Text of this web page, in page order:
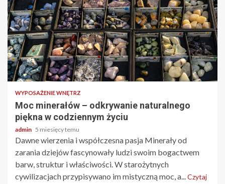
3 min odczytu
WYPOSAŻENIE WNĘTRZ
Moc minerałów – odkrywanie naturalnego
piękna w codziennym życiu
admin 5 miesięcy temu
Dawne wierzenia i współczesna pasja Minerały od
zarania dziejów fascynowały ludzi swoim bogactwem
barw, struktur i właściwości. W starożytnych
cywilizacjach przypisywano im mistyczną moc, a...Czytaj